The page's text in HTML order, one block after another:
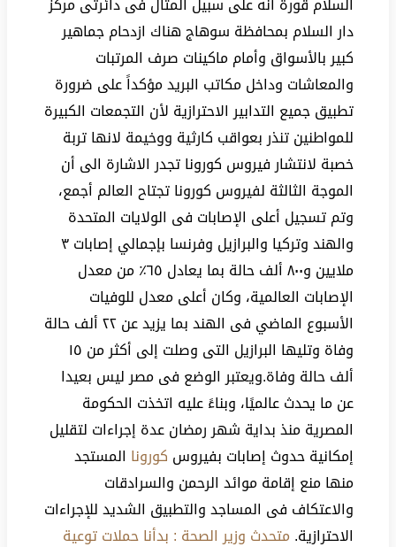
دار السلام بمحافظة سوهاج هناك ازدحام جماهير
كبير بالأسواق وأمام ماكينات صرف المرتبات
والمعاشات وداخل مكاتب البريد مؤكداً على ضرورة
تطبيق جميع التدابير الاحترازية لأن التجمعات الكبيرة
للمواطنين تنذر بعواقب كارثية ووخيمة لانها تربة
خصبة لانتشار فيروس كورونا تجدر الاشارة الى أن
الموجة الثالثة لفيروس كورونا تجتاح العالم أجمع،
وتم تسجيل أعلى الإصابات فى الولايات المتحدة
والهند وتركيا والبرازيل وفرنسا بإجمالي إصابات ٣
ملايين و٨٠٠ ألف حالة بما يعادل ٦٥٪؜ من معدل
الإصابات العالمية، وكان أعلى معدل للوفيات
الأسبوع الماضي فى الهند بما يزيد عن ٢٢ ألف حالة
وفاة وتليها البرازيل التى وصلت إلى أكثر من ١٥
ألف حالة وفاة.ويعتبر الوضع فى مصر ليس بعيدا
عن ما يحدث عالميًا، وبناءً عليه اتخذت الحكومة
المصرية منذ بداية شهر رمضان عدة إجراءات لتقليل
إمكانية حدوث إصابات بفيروسكوروناالمستجد
منها منع إقامة موائد الرحمن والسرادقات
والاعتكاف فى المساجد والتطبيق الشديد للإجراءات
الاحترازية.متحدث وزير الصحة : بدأنا حملات توعية